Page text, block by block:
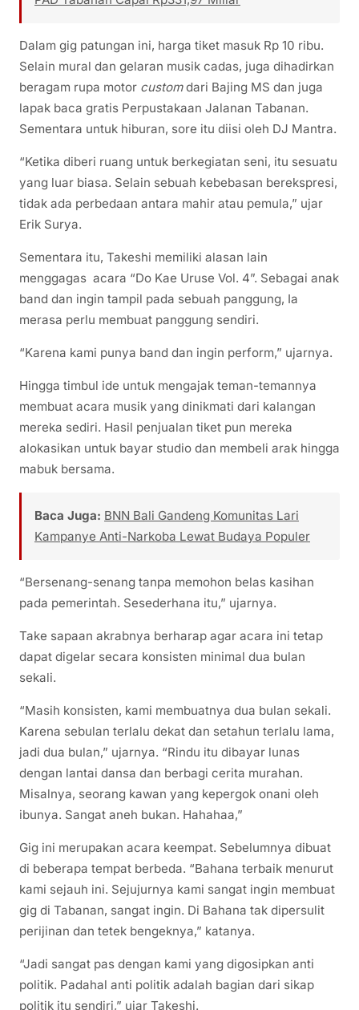
Dalam gig patungan ini, harga tiket masuk Rp 10 ribu.
Selain mural dan gelaran musik cadas, juga dihadirkan
beragam rupa motor customdari Bajing MS dan juga
lapak baca gratis Perpustakaan Jalanan Tabanan.
Sementara untuk hiburan, sore itu diisi oleh DJ Mantra.
“Ketika diberi ruang untuk berkegiatan seni, itu sesuatu
yang luar biasa. Selain sebuah kebebasan berekspresi,
tidak ada perbedaan antara mahir atau pemula,” ujar
Erik Surya.
Sementara itu, Takeshi memiliki alasan lain
menggagas acara “Do Kae Uruse Vol. 4”. Sebagai anak
band dan ingin tampil pada sebuah panggung, Ia
merasa perlu membuat panggung sendiri.
“Karena kami punya band dan ingin perform,” ujarnya.
Hingga timbul ide untuk mengajak teman-temannya
membuat acara musik yang dinikmati dari kalangan
mereka sediri. Hasil penjualan tiket pun mereka
alokasikan untuk bayar studio dan membeli arak hingga
mabuk bersama.
Baca Juga: BNN Bali Gandeng Komunitas Lari
Kampanye Anti-Narkoba Lewat Budaya Populer
“Bersenang-senang tanpa memohon belas kasihan
pada pemerintah. Sesederhana itu,” ujarnya.
Take sapaan akrabnya berharap agar acara ini tetap
dapat digelar secara konsisten minimal dua bulan
sekali.
“Masih konsisten, kami membuatnya dua bulan sekali.
Karena sebulan terlalu dekat dan setahun terlalu lama,
jadi dua bulan,” ujarnya. “Rindu itu dibayar lunas
dengan lantai dansa dan berbagi cerita murahan.
Misalnya, seorang kawan yang kepergok onani oleh
ibunya. Sangat aneh bukan. Hahahaa,”
Gig ini merupakan acara keempat. Sebelumnya dibuat
di beberapa tempat berbeda. “Bahana terbaik menurut
kami sejauh ini. Sejujurnya kami sangat ingin membuat
gig di Tabanan, sangat ingin. Di Bahana tak dipersulit
perijinan dan tetek bengeknya,” katanya.
“Jadi sangat pas dengan kami yang digosipkan anti
politik. Padahal anti politik adalah bagian dari sikap
politik itu sendiri,” ujar Takeshi.